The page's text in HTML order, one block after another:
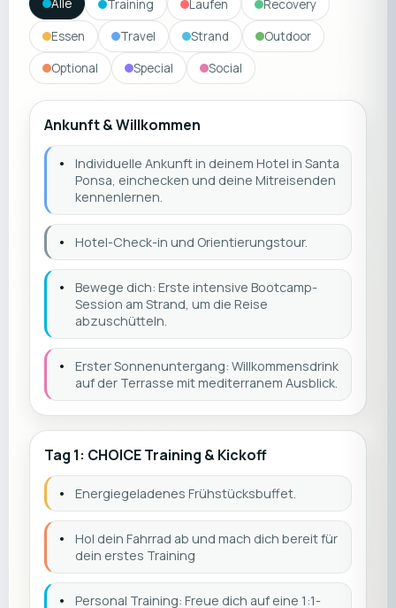
Alle Training Laufen
Recovery
Essen
Travel Strand
Outdoor
Optional
Special Social
Ankunft & Willkommen
•
Individuelle Ankunft in deinem Hotel in Santa
Ponsa, einchecken und deine Mitreisenden
kennenlernen.
• Hotel-Check-in und Orientierungstour.
•
Bewege dich: Erste intensive Bootcamp-
Session am Strand, um die Reise
abzuschütteln.
•
Erster Sonnenuntergang: Willkommensdrink
auf der Terrasse mit mediterranem Ausblick.
Tag 1: CHOICE Training & Kickoff
• Energiegeladenes Frühstücksbuffet.
•
Hol dein Fahrrad ab und mach dich bereit für
dein erstes Training
• Personal Training: Freue dich auf eine 1:1-